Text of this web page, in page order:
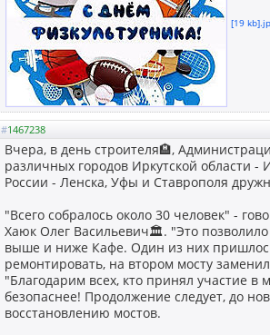
[19
#1467238
Вчера, в день строителя🏨,
различных городов Иркутской области -
России - Ленска, Уфы и Ставрополя
"Всего собралось около 30 человек" -
Хаюк Олег Васильевич🏛. "Это позволило
выше и ниже Кафе. Один из них
ремонтировать, на втором мосту
"Благодарим всех, кто принял участие
безопаснее! Продолжение следует, до
восстановлению мостов.